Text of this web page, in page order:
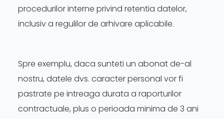
procedurilor interne privind retentia datelor,
inclusiv a regulilor de arhivare aplicabile.
Spre exemplu, daca sunteti un abonat de-al
nostru, datele dvs. caracter personal vor fi
pastrate pe intreaga durata a raporturilor
contractuale, plus o perioada minima de 3 ani